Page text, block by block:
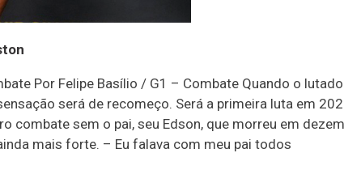
Por Felipe Basílio / G1 – Combate Quando o
será de recomeço. Será a primeira luta em
combate sem o pai, seu Edson, que morreu em
mais forte. – Eu falava com meu pai todos